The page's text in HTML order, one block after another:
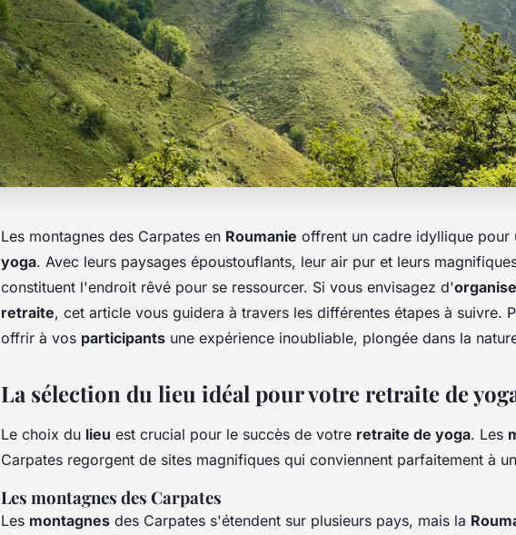
Les montagnes des Carpates en Roumanie offrent un cadre idyllique pour
yoga. Avec leurs paysages époustouflants, leur air pur et leurs
constituent l'endroit rêvé pour se ressourcer. Si vous envisagez d'
retraite, cet article vous guidera à travers les différentes étapes à suivre.
offrir à vos participants une expérience inoubliable, plongée dans la
La sélection du lieu idéal pour votre retraite de
Le choix du lieu est crucial pour le succès de votre retraite de yoga. Les
Carpates regorgent de sites magnifiques qui conviennent parfaitement à
Les montagnes des Carpates
Les montagnes des Carpates s'étendent sur plusieurs pays, mais la